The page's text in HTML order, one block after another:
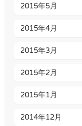
2015年5月
2015年4月
2015年3月
2015年2月
2015年1月
2014年12月